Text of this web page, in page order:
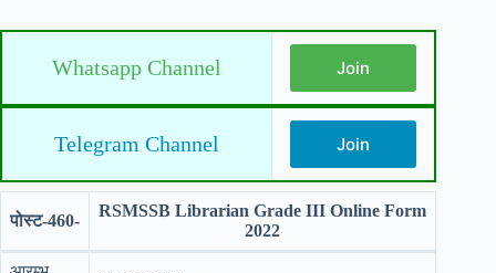
Whatsapp Channel Join
Telegram Channel Join
पोस्ट-460-
RSMSSB Librarian Grade III Online Form
2022